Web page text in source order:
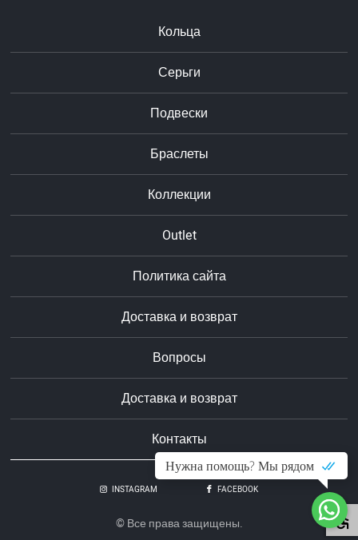
Кольца
Серьги
Подвески
Браслеты
Коллекции
Outlet
Политика сайта
Доставка и возврат
Вопросы
Доставка и возврат
Контакты
© Все права защищены.
INSTAGRAM FACEBOOK
Нужна помощь? Мы рядом